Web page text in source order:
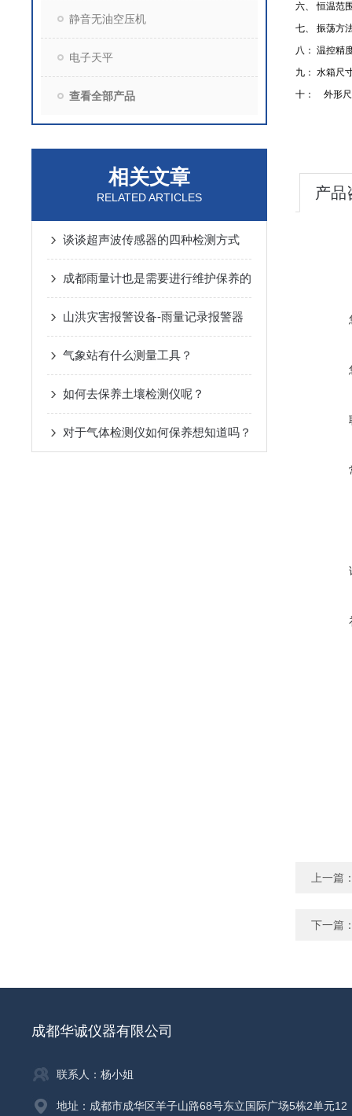
静音无油空压机
电子天平
查看全部产品
相关文章
RELATED ARTICLES
谈谈超声波传感器的四种检测方式
成都雨量计也是需要进行维护保养的
山洪灾害报警设备-雨量记录报警器
气象站有什么测量工具？
如何去保养土壤检测仪呢？
对于气体检测仪如何保养想知道吗？
六、 恒温范
七、 振荡方
八： 温控精
九： 水箱尺
十： 外形
产品
上一篇
下一篇
成都华诚仪器有限公司
联系人：杨小姐
地址：成都市成华区羊子山路68号东立国际广场5栋2单元12